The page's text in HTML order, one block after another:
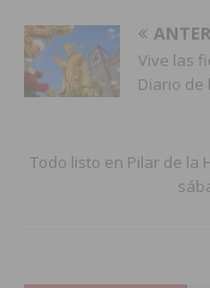
Vive las
Diario de
Todo listo en Pilar de la